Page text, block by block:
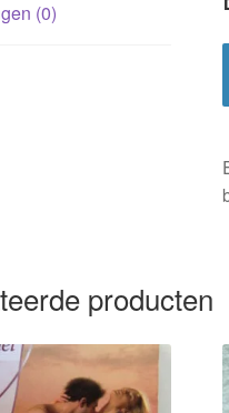
(0)
producten